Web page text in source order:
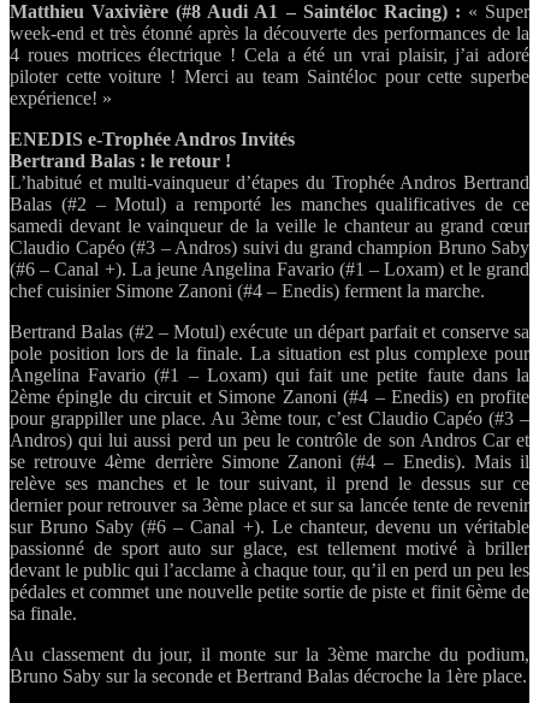
Matthieu Vaxivière (#8 Audi A1 – Saintéloc Racing) : « Super
week-end et très étonné après la découverte des performances de la
4 roues motrices électrique ! Cela a été un vrai plaisir, j’ai adoré
piloter cette voiture ! Merci au team Saintéloc pour cette superbe
expérience! »
ENEDIS e-Trophée Andros Invités
Bertrand Balas : le retour !
L’habitué et multi-vainqueur d’étapes du Trophée Andros Bertrand
Balas (#2 – Motul) a remporté les manches qualificatives de ce
samedi devant le vainqueur de la veille le chanteur au grand cœur
Claudio Capéo (#3 – Andros) suivi du grand champion Bruno Saby
(#6 – Canal +). La jeune Angelina Favario (#1 – Loxam) et le grand
chef cuisinier Simone Zanoni (#4 – Enedis) ferment la marche.
Bertrand Balas (#2 – Motul) exécute un départ parfait et conserve sa
pole position lors de la finale. La situation est plus complexe pour
Angelina Favario (#1 – Loxam) qui fait une petite faute dans la
2ème épingle du circuit et Simone Zanoni (#4 – Enedis) en profite
pour grappiller une place. Au 3ème tour, c’est Claudio Capéo (#3 –
Andros) qui lui aussi perd un peu le contrôle de son Andros Car et
se retrouve 4ème derrière Simone Zanoni (#4 – Enedis). Mais il
relève ses manches et le tour suivant, il prend le dessus sur ce
dernier pour retrouver sa 3ème place et sur sa lancée tente de revenir
sur Bruno Saby (#6 – Canal +). Le chanteur, devenu un véritable
passionné de sport auto sur glace, est tellement motivé à briller
devant le public qui l’acclame à chaque tour, qu’il en perd un peu les
pédales et commet une nouvelle petite sortie de piste et finit 6ème de
sa finale.
Au classement du jour, il monte sur la 3ème marche du podium,
Bruno Saby sur la seconde et Bertrand Balas décroche la 1ère place.